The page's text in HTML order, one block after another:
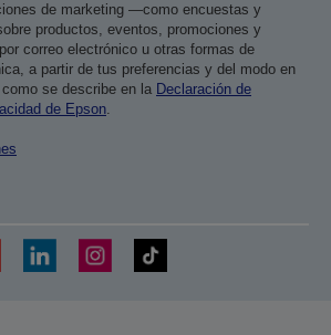
de marketing —como encuestas y
productos, eventos, promociones y
correo electrónico u otras formas de
a partir de tus preferencias y del modo en
se describe en la Declaración de
de Epson.